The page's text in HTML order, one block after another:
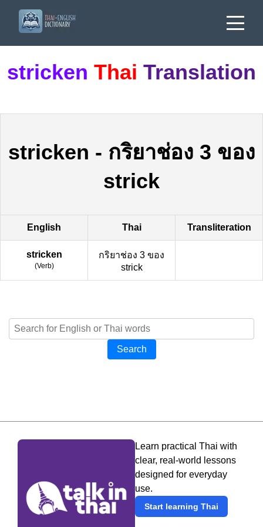
stricken Thai Translation
stricken - กริยาช่อง 3 ของ
strick
English Thai Transliteration
stricken
(Verb)
กริยาช่อง 3 ของ
strick
Search
Learn practical Thai with
clear, real-world lessons
designed for everyday
use.
Start learning Thai